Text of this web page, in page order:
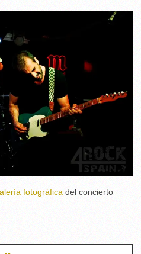
fotográfica del concierto